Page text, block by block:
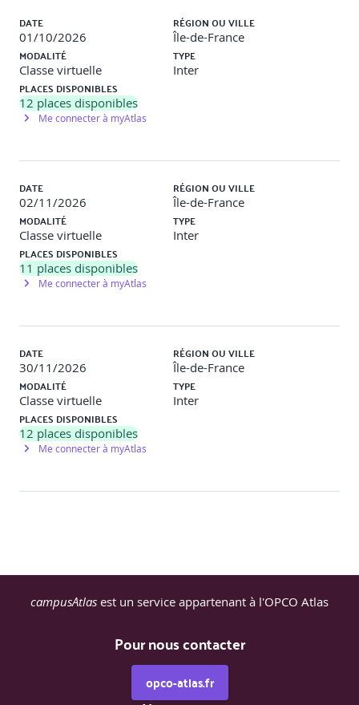
DATE
01/10/2026
RÉGION OU VILLE
Île-de-France
MODALITÉ
Classe virtuelle
TYPE
Inter
PLACES DISPONIBLES
12 places disponibles
Me connecter à myAtlas
DATE
02/11/2026
RÉGION OU VILLE
Île-de-France
MODALITÉ
Classe virtuelle
TYPE
Inter
PLACES DISPONIBLES
11 places disponibles
Me connecter à myAtlas
DATE
30/11/2026
RÉGION OU VILLE
Île-de-France
MODALITÉ
Classe virtuelle
TYPE
Inter
PLACES DISPONIBLES
12 places disponibles
Me connecter à myAtlas
campusAtlas est un service appartenant à l'OPCO Atlas
Pour nous contacter
opco-atlas.fr